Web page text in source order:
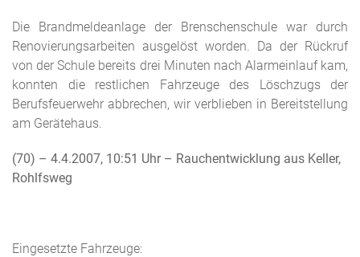
Die Brandmeldeanlage der Brenschenschule war durch
Renovierungsarbeiten ausgelöst worden. Da der Rückruf
von der Schule bereits drei Minuten nach Alarmeinlauf kam,
konnten die restlichen Fahrzeuge des Löschzugs der
Berufsfeuerwehr abbrechen, wir verblieben in Bereitstellung
am Gerätehaus.
(70) – 4.4.2007, 10:51 Uhr – Rauchentwicklung aus Keller,
Rohlfsweg
Eingesetzte Fahrzeuge: